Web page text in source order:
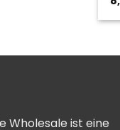
Wholesale ist eine